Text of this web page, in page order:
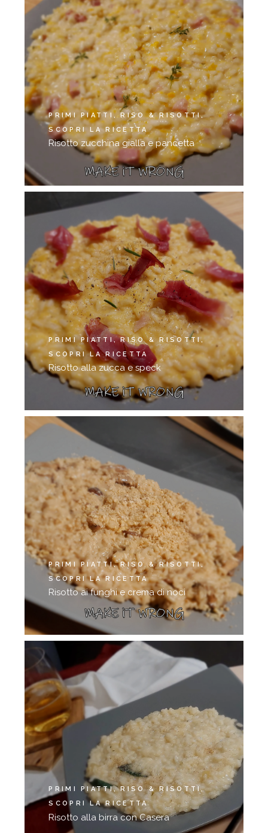
PRIMI PIATTI
RISO & RISOTTI
SCOPRI LA RICETTA
Risotto zucchina gialla e pancetta
PRIMI PIATTI
RISO & RISOTTI
SCOPRI LA RICETTA
Risotto alla zucca e speck
PRIMI PIATTI
RISO & RISOTTI
SCOPRI LA RICETTA
Risotto ai funghi e crema di noci
PRIMI PIATTI
RISO & RISOTTI
SCOPRI LA RICETTA
Risotto alla birra con Casera